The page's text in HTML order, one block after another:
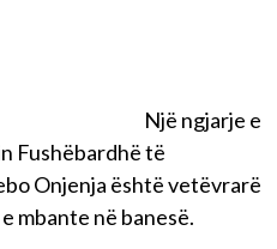
Një ngjarje e
Fushëbardhë të
Onjenja është vetëvrarë
mbante në banesë.